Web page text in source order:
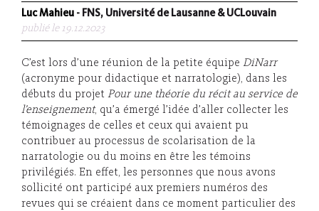
Luc Mahieu - FNS, Université de Lausanne & UCLouvain
publié le 19.12.2023
C’est lors d’une réunion de la petite équipe DiNarr
(acronyme pour didactique et narratologie), dans les
débuts du projet Pour une théorie du récit au service de
l’enseignement, qu’a émergé l’idée d’aller collecter les
témoignages de celles et ceux qui avaient pu
contribuer au processus de scolarisation de la
narratologie ou du moins en être les témoins
privilégiés. En effet, les personnes que nous avons
sollicité ont participé aux premiers numéros des
revues qui se créaient dans ce moment particulier des